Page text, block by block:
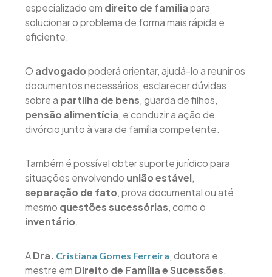
especializado em direito de famíliapara
solucionar o problema de forma mais rápida e
eficiente.
O advogadopoderá orientar, ajudá-lo a reunir os
documentos necessários, esclarecer dúvidas
sobre a partilha de bens, guarda de filhos,
pensão alimentícia, e conduzir a ação de
divórcio junto à vara de família competente.
Também é possível obter suporte jurídico para
situações envolvendo união estável,
separação de fato, prova documental ou até
mesmo questões sucessórias, como o
inventário.
ADra. Cristiana Gomes Ferreira, doutora e
mestre em Direito de Família e Sucessões,